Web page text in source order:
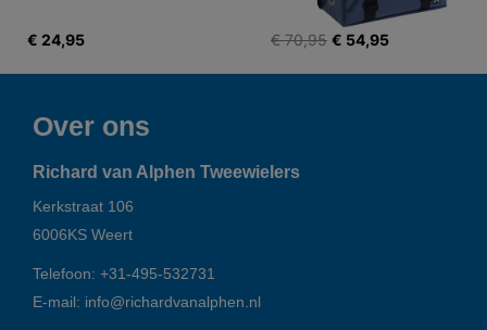
€ 24,95 € 70,95 € 54,95
Over ons
Richard van Alphen Tweewielers
Kerkstraat 106
6006KS Weert
Telefoon: +31-495-532731
E-mail: info@richardvanalphen.nl